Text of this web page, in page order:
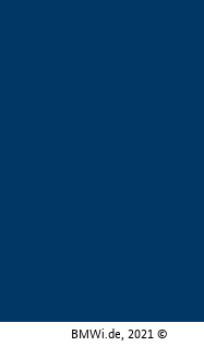
BMWi.de, 2021 ©